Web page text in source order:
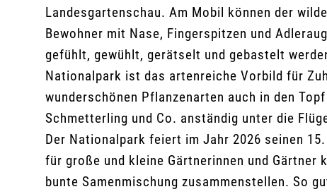
Landesgartenschau. Am Mobil können der
Bewohner mit Nase, Fingerspitzen und
gefühlt, gewühlt, gerätselt und gebastelt
Nationalpark ist das artenreiche Vorbild für
wunderschönen Pflanzenarten auch in den
Schmetterling und Co. anständig unter die
Der Nationalpark feiert im Jahr 2026 seinen
für große und kleine Gärtnerinnen und Gärtner
bunte Samenmischung zusammenstellen. So